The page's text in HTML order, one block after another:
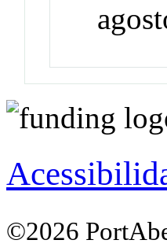
©2026